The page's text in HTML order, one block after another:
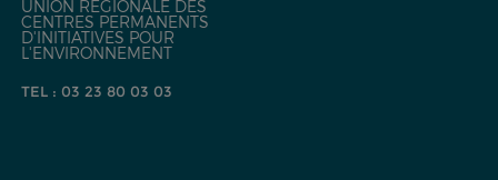
UNION RÉGIONALE DES
CENTRES PERMANENTS
D'INITIATIVES POUR
L'ENVIRONNEMENT
TEL : 03 23 80 03 03